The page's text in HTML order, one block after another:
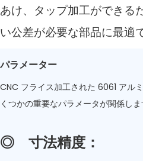
あけ、タップ加工ができる
い公差が必要な部品に最適
パラメーター
CNC フライス加工された 6061 アル
くつかの重要なパラメータが関係しま
◎ 寸法精度：